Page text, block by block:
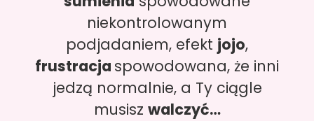
niekontrolowanym
podjadaniem, efekt jojo,
frustracja spowodowana, że inni
jedzą normalnie, a Ty ciągle
musisz walczyć…